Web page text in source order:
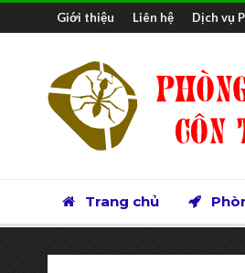
Giới thiệu Liên hệ Dịch vụ
Trang chủ